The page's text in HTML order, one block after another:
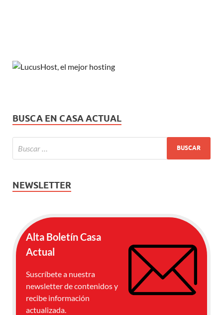
BUSCA EN CASA ACTUAL
NEWSLETTER
Alta Boletín Casa
Actual
Suscríbete a nuestra
newsletter de contenidos y
recibe información
actualizada.